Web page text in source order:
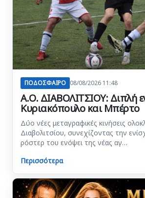
ΠΟΔΟΣΦΑΙΡΟ 08/08/2026 11:48
Α.Ο. ΔΙΑΒΟΛΙΤΣΙΟΥ: Διπλή
Κυριακόπουλο και Μπέρτο
Δύο νέες μεταγραφικές κινήσεις
Διαβολιτσίου, συνεχίζοντας την
ρόστερ του ενόψει της νέας αγ…
Περισσότερα